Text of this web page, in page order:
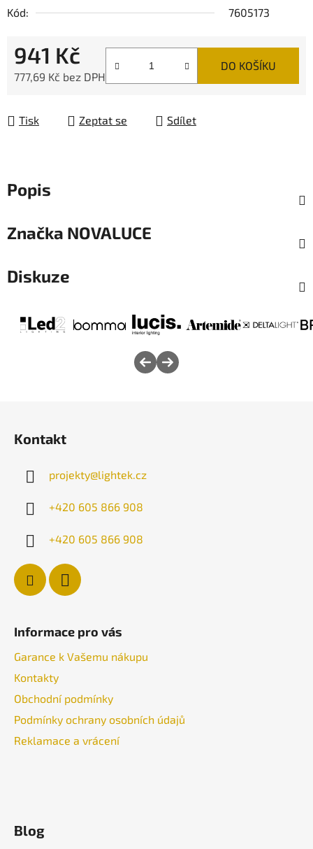
Kód:
7605173
941 Kč
777,69 Kč bez DPH
DO KOŠÍKU
Tisk Zeptat se Sdílet
Popis
Značka NOVALUCE
Diskuze
Kontakt
projekty@lightek.cz
+420 605 866 908
+420 605 866 908
Informace pro vás
Garance k Vašemu nákupu
Kontakty
Obchodní podmínky
Podmínky ochrany osobních údajů
Reklamace a vrácení
Blog